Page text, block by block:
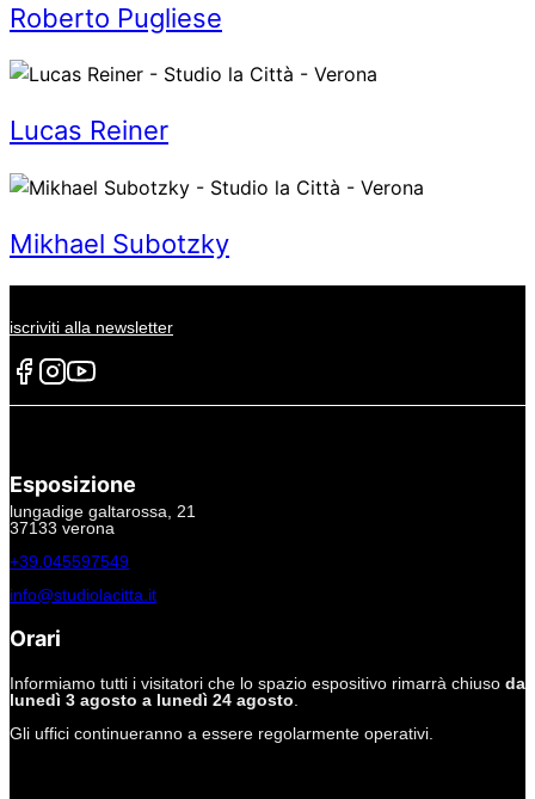
Roberto Pugliese
Lucas Reiner
Mikhael Subotzky
iscriviti alla newsletter
Esposizione
lungadige galtarossa, 21
37133 verona
+39.045597549
info@studiolacitta.it
Orari
Informiamo tutti i visitatori che lo spazio espositivo rimarrà chiuso da
lunedì 3 agosto a lunedì 24 agosto
Gli uffici continueranno a essere regolarmente operativi.